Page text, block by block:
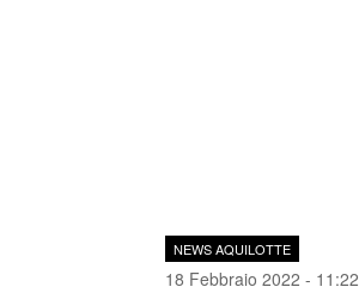
NEWS AQUILOTTE
18 Febbraio 2022 - 11:22